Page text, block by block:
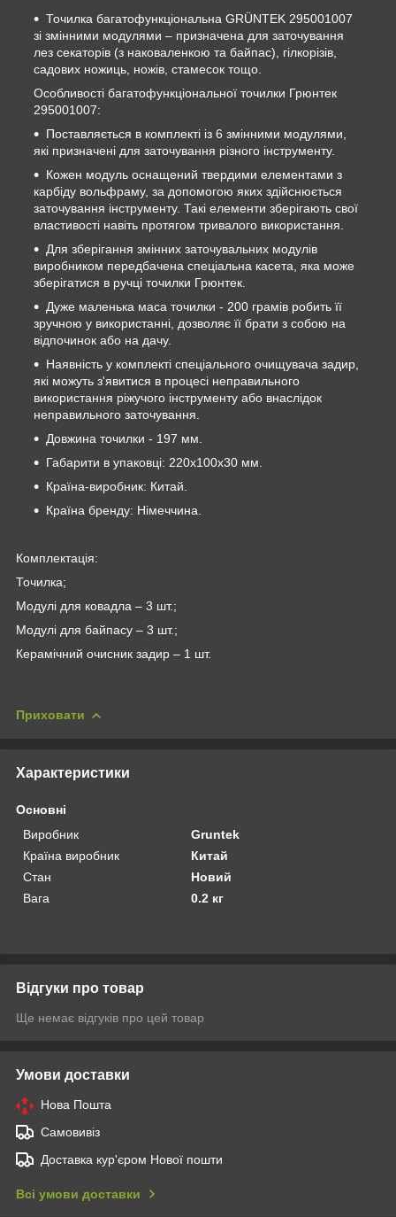
Точилка багатофункціональна GRÜNTEK 295001007
зі змінними модулями – призначена для заточування
лез секаторів (з наковаленкою та байпас), гілкорізів,
садових ножиць, ножів, стамесок тощо.
Особливості багатофункціональної точилки Грюнтек
295001007:
Поставляється в комплекті із 6 змінними модулями,
які призначені для заточування різного інструменту.
Кожен модуль оснащений твердими елементами з
карбіду вольфраму, за допомогою яких здійснюється
заточування інструменту. Такі елементи зберігають свої
властивості навіть протягом тривалого використання.
Для зберігання змінних заточувальних модулів
виробником передбачена спеціальна касета, яка може
зберігатися в ручці точилки Грюнтек.
Дуже маленька маса точилки - 200 грамів робить її
зручною у використанні, дозволяє її брати з собою на
відпочинок або на дачу.
Наявність у комплекті спеціального очищувача задир,
які можуть з'явитися в процесі неправильного
використання ріжучого інструменту або внаслідок
неправильного заточування.
Довжина точилки - 197 мм.
Габарити в упаковці: 220х100х30 мм.
Країна-виробник: Китай.
Країна бренду: Німеччина.
Комплектація:
Точилка;
Модулі для ковадла – 3 шт.;
Модулі для байпасу – 3 шт.;
Керамічний очисник задир – 1 шт.
Приховати
Характеристики
Основні
Виробник
Gruntek
Країна виробник
Китай
Стан
Новий
Вага
0.2 кг
Відгуки про товар
Ще немає відгуків про цей товар
Умови доставки
Нова Пошта
Самовивіз
Доставка кур'єром Нової пошти
Всі умови доставки